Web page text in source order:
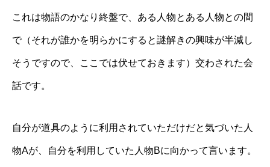
これは物語のかなり終盤で、ある人物とある人物との間
で（それが誰かを明らかにすると謎解きの興味が半減し
そうですので、ここでは伏せておきます）交わされた会
話です。
自分が道具のように利用されていただけだと気づいた人
物Aが、自分を利用していた人物Bに向かって言います。